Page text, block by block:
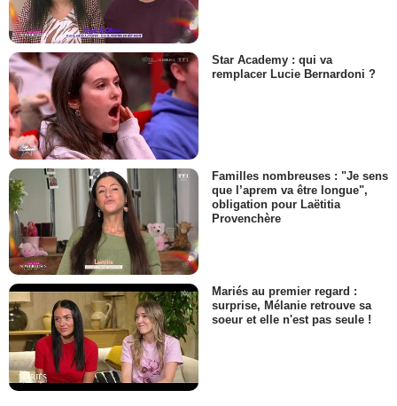
Star Academy : qui va
remplacer Lucie Bernardoni ?
Familles nombreuses : "Je sens
que l’aprem va être longue",
obligation pour Laëtitia
Provenchère
Mariés au premier regard :
surprise, Mélanie retrouve sa
soeur et elle n'est pas seule !